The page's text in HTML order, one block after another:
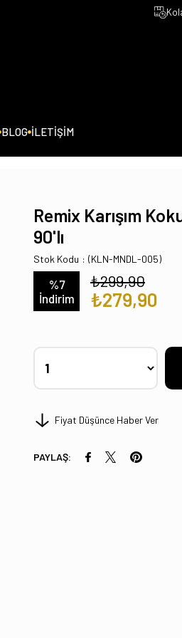
BLOG İLETİŞİM
Remix Karışım
90'lı
Stok Kodu (KLN-MNDL-005)
%7
İndirim
₺299,90
₺279,90
Fiyat Düşünce Haber Ver
PAYLAŞ: